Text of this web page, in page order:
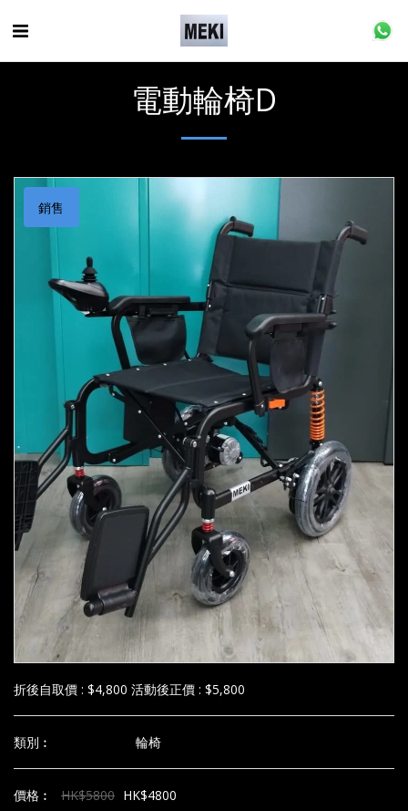
電動輪椅D
銷售
折後自取價 : $4,800 活動後正價 : $5,800
類別︰ 輪椅
價格︰ HK$5800 HK$4800